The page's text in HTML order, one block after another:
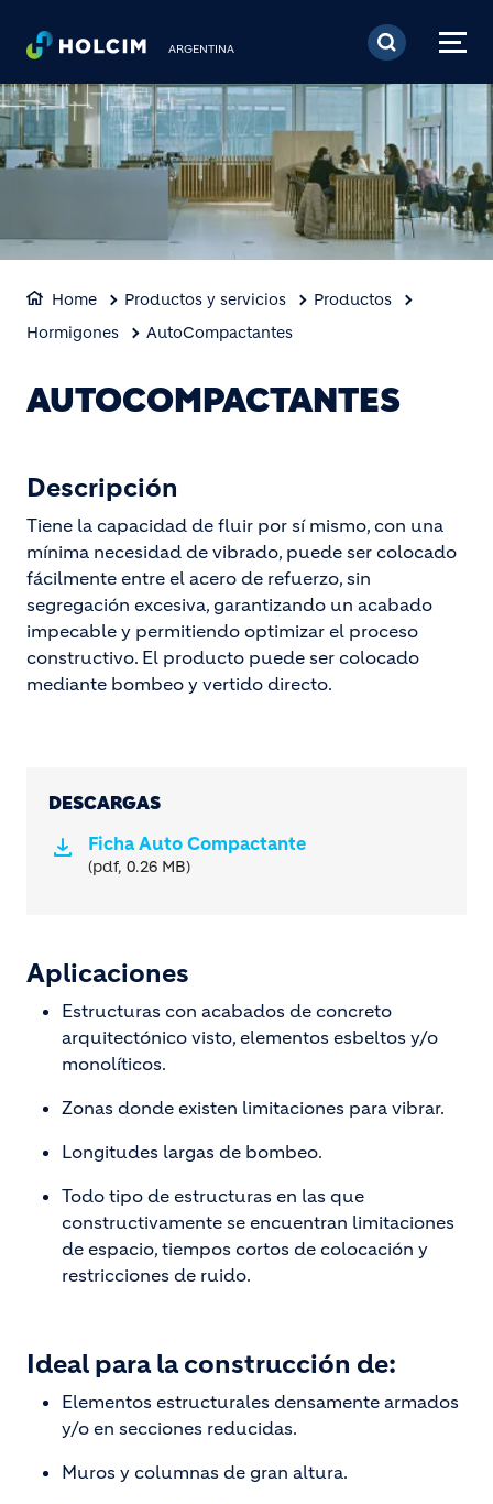
Pasar al contenido
ARGENTINA
Home Productos y servicios
Productos
Hormigones
AutoCompactantes
AUTOCOMPACTANTES
Descripción
Tiene la capacidad de fluir por sí mismo, con una
mínima necesidad de vibrado, puede ser colocado
fácilmente entre el acero de refuerzo, sin
segregación excesiva, garantizando un acabado
impecable y permitiendo optimizar el proceso
constructivo. El producto puede ser colocado
mediante bombeo y vertido directo.
DESCARGAS
Ficha Auto Compactante
(pdf, 0.26 MB)
Aplicaciones
Estructuras con acabados de concreto
arquitectónico visto, elementos esbeltos y/o
monolíticos.
Zonas donde existen limitaciones para vibrar.
Longitudes largas de bombeo.
Todo tipo de estructuras en las que
constructivamente se encuentran limitaciones
de espacio, tiempos cortos de colocación y
restricciones de ruido.
Ideal para la construcción de:
Elementos estructurales densamente armados
y/o en secciones reducidas.
Muros y columnas de gran altura.